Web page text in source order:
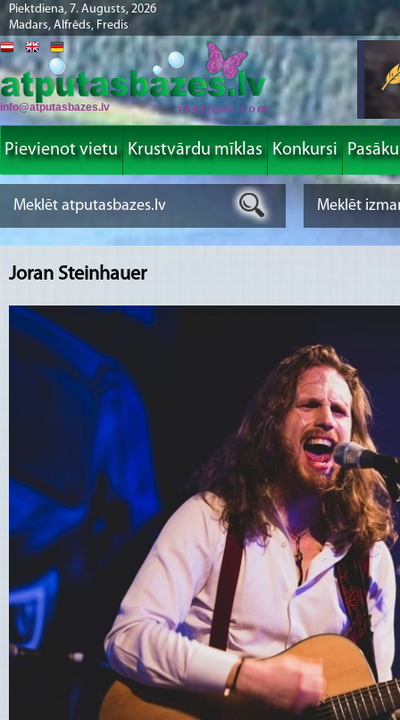
Piektdiena, 7. Augusts, 2026
Madars, Alfrēds, Fredis
info@atputasbazes.lv
Pievienot vietu Krustvārdu mīklas Konkursi
Joran Steinhauer